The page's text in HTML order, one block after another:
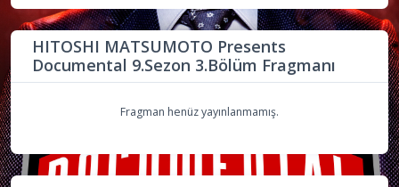
HITOSHI MATSUMOTO Presents
Documental 9.Sezon 3.Bölüm Fragmanı
Fragman henüz yayınlanmamış.